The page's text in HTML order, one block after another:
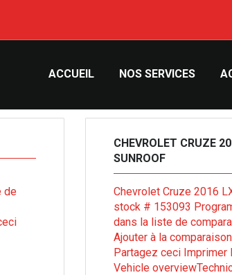
ACCUEIL NOS SERVICES
de
CHEVROLET CRUZE
SUNROOF
Chevrolet Cruze 2016
stock # 153093
dans la liste de
Ajouter à la
Partagez ceci Imprimer
Vehicle